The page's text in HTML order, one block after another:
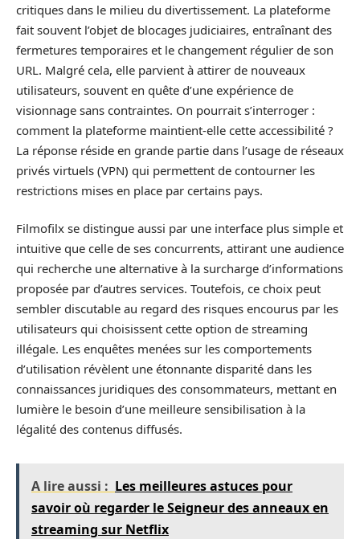
critiques dans le milieu du divertissement. La plateforme
fait souvent l’objet de blocages judiciaires, entraînant des
fermetures temporaires et le changement régulier de son
URL. Malgré cela, elle parvient à attirer de nouveaux
utilisateurs, souvent en quête d’une expérience de
visionnage sans contraintes. On pourrait s’interroger :
comment la plateforme maintient-elle cette accessibilité ?
La réponse réside en grande partie dans l’usage de réseaux
privés virtuels (VPN) qui permettent de contourner les
restrictions mises en place par certains pays.
Filmofilx se distingue aussi par une interface plus simple et
intuitive que celle de ses concurrents, attirant une audience
qui recherche une alternative à la surcharge d’informations
proposée par d’autres services. Toutefois, ce choix peut
sembler discutable au regard des risques encourus par les
utilisateurs qui choisissent cette option de streaming
illégale. Les enquêtes menées sur les comportements
d’utilisation révèlent une étonnante disparité dans les
connaissances juridiques des consommateurs, mettant en
lumière le besoin d’une meilleure sensibilisation à la
légalité des contenus diffusés.
A lire aussi : Les meilleures astuces pour
savoir où regarder le Seigneur des anneaux en
streaming sur Netflix